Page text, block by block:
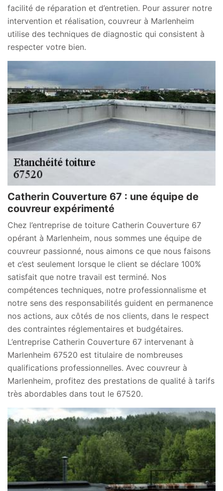
facilité de réparation et d’entretien. Pour assurer notre
intervention et réalisation, couvreur à Marlenheim
utilise des techniques de diagnostic qui consistent à
respecter votre bien.
Catherin Couverture 67 : une équipe de
couvreur expérimenté
Chez l’entreprise de toiture Catherin Couverture 67
opérant à Marlenheim, nous sommes une équipe de
couvreur passionné, nous aimons ce que nous faisons
et c’est seulement lorsque le client se déclare 100%
satisfait que notre travail est terminé. Nos
compétences techniques, notre professionnalisme et
notre sens des responsabilités guident en permanence
nos actions, aux côtés de nos clients, dans le respect
des contraintes réglementaires et budgétaires.
L’entreprise Catherin Couverture 67 intervenant à
Marlenheim 67520 est titulaire de nombreuses
qualifications professionnelles. Avec couvreur à
Marlenheim, profitez des prestations de qualité à tarifs
très abordables dans tout le 67520.